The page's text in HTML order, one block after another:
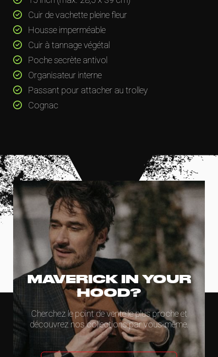
Cuir de vachette pleine fleur
Housse imperméable
Cuir à tannage végétal
Poche secrète antivol
Organisateur interne
Passant pour attacher au trolley
Cognac
MAVERICK IN YOUR
HOOD?
Cherchez le point de vente le plus proche et
découvrez nos collections par vous-même.